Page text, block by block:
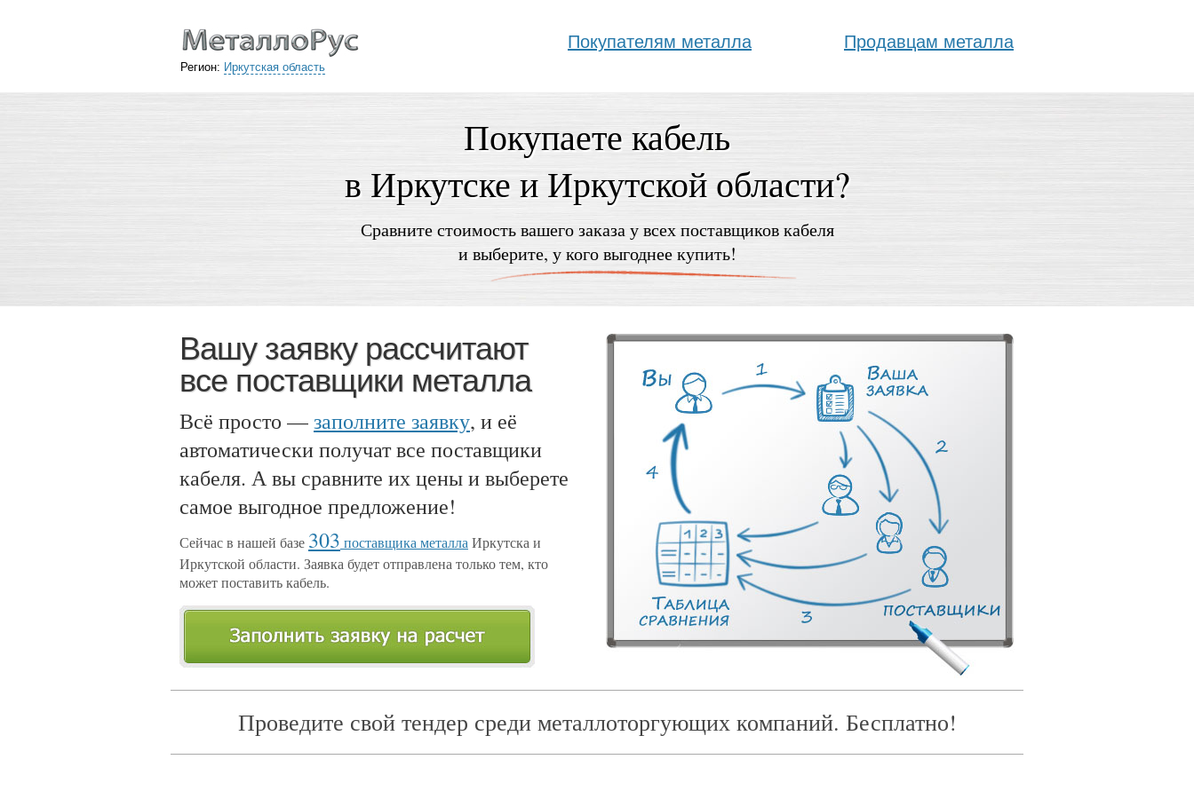
Регион: Иркутская область
Покупателям металла Продавцам металла
Покупаете кабель
в Иркутске и Иркутской области?
Сравните стоимость вашего заказа у всех поставщиков кабеля
и выберите, у кого выгоднее купить!
Вашу заявку рассчитают
все поставщики металла
Всё просто —заполните заявку, и её
автоматически получат все поставщики
кабеля. А вы сравните их цены и выберете
самое выгодное предложение!
Сейчас в нашей базе 303 поставщика металла Иркутска и
Иркутской области. Заявка будет отправлена только тем, кто
может поставить кабель.
Проведите свой тендер среди металлоторгующих компаний. Бесплатно!